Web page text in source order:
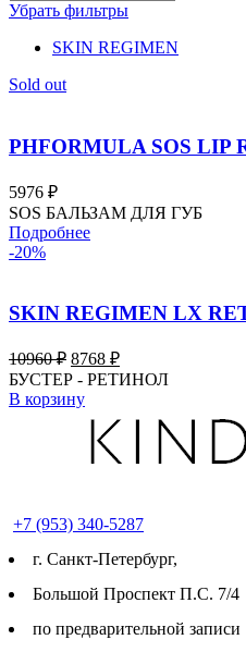
Убрать фильтры
SKIN REGIMEN
Sold out
PHFORMULA SOS LIP
5976 ₽
SOS БАЛЬЗАМ ДЛЯ ГУБ
Подробнее
-20%
SKIN REGIMEN LX
10960₽ Первоначальная
цена
составляла
10960 ₽.
8768 ₽Текущая
цена:
БУСТЕР - РЕТИНОЛ
В корзину
+7 (953) 340-5287
г. Cанкт-Петербург,
Большой Проспект П.С. 7/4
по предварительной записи